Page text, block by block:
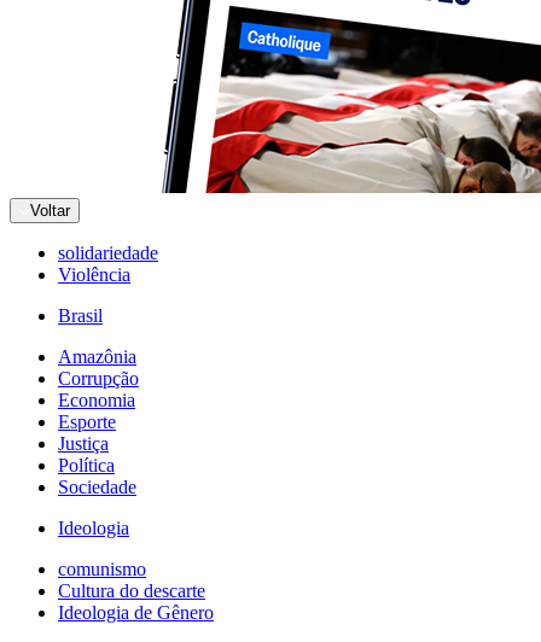
Voltar
solidariedade
Violência
Brasil
Amazônia
Corrupção
Economia
Esporte
Justiça
Política
Sociedade
Ideologia
comunismo
Cultura do descarte
Ideologia de Gênero